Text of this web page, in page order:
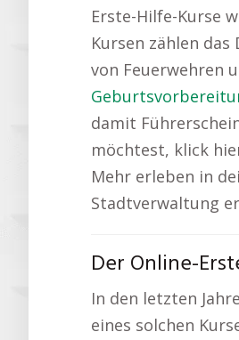
Erste-Hilfe-Kurse
Kursen zählen
von Feuerwehren
damit
möchtest, klick
Mehr erleben in
Stadtverwaltung
Der Online-
In den letzten
eines solchen